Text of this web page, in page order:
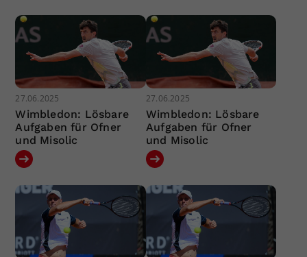
27.06.2025
Wimbledon: Lösbare
Aufgaben für Ofner
und Misolic
27.06.2025
Wimbledon: Lösbare
Aufgaben für Ofner
und Misolic